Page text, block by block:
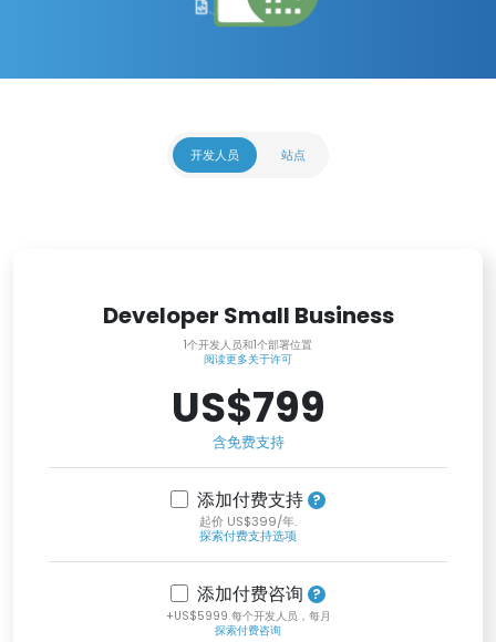
开发人员 站点
Developer Small Business
1个开发人员和1个部署位置
阅读更多关于许可
US$799
含免费支持
添加付费支持
起价 US$399/年.
探索付费支持选项
添加付费咨询
+US$5999 每个开发人员，每月
探索付费咨询